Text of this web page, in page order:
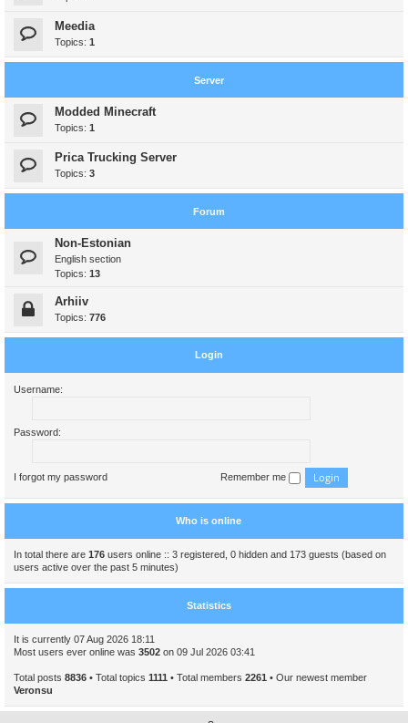
Meedia
Topics: 1
Server
Modded Minecraft
Topics: 1
Prica Trucking Server
Topics: 3
Forum
Non-Estonian
English section
Topics: 13
Arhiiv
Topics: 776
Login
Username:
Password:
I forgot my password Remember me
Who is online
In total there are 176 users online :: 3 registered, 0 hidden and 173 guests (based on
users active over the past 5 minutes)
Statistics
It is currently 07 Aug 2026 18:11
Most users ever online was 3502 on 09 Jul 2026 03:41
Total posts 8836 • Total topics 1111 • Total members 2261 • Our newest member
Veronsu